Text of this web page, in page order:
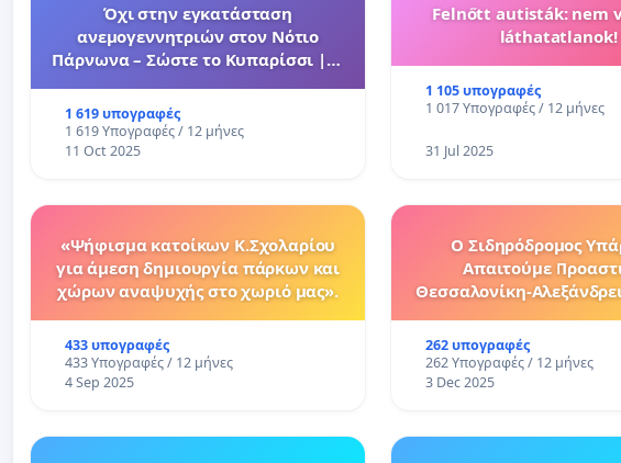
Όχι στην εγκατάσταση
ανεμογεννητριών στον Νότιο
Πάρνωνα – Σώστε το Κυπαρίσσι |||
Parnonas-Save Kiparissi
1 619 υπογραφές
1 619 Υπογραφές / 12 μήνες
11 Oct 2025
Felnőtt autisták: nem
láthatatlanok!
1 105 υπογραφές
1 017 Υπογραφές / 12 μήνες
31 Jul 2025
«Ψήφισμα κατοίκων Κ.Σχολαρίου
για άμεση δημιουργία πάρκων και
χώρων αναψυχής στο χωριό μας».
433 υπογραφές
433 Υπογραφές / 12 μήνες
4 Sep 2025
Ο Σιδηρόδρομος
Απαιτούμε
Θεσσαλονίκη-
262 υπογραφές
262 Υπογραφές / 12 μήνες
3 Dec 2025